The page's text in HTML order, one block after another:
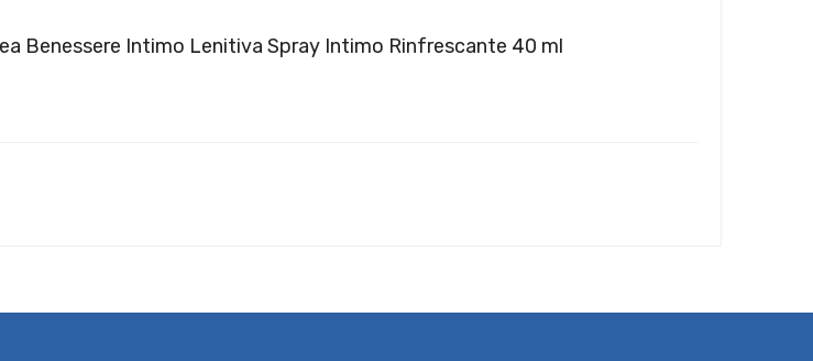
Benessere Intimo Lenitiva Spray Intimo Rinfrescante 40 ml